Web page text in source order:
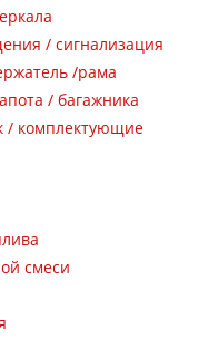
/ сигнализация
/рама
/ багажника
/ комплектующие
смеси